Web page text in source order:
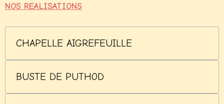
NOS REALISATIONS
CHAPELLE AIGREFEUILLE
BUSTE DE PUTHOD